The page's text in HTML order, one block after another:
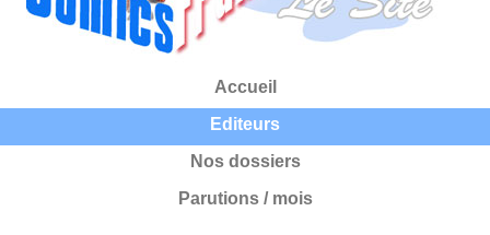
Accueil
Editeurs
Nos dossiers
Parutions / mois